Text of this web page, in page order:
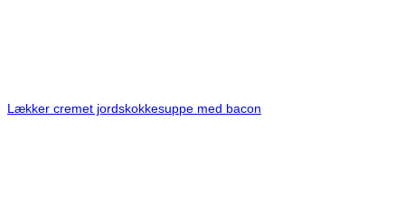
Lækker cremet jordskokkesuppe med bacon